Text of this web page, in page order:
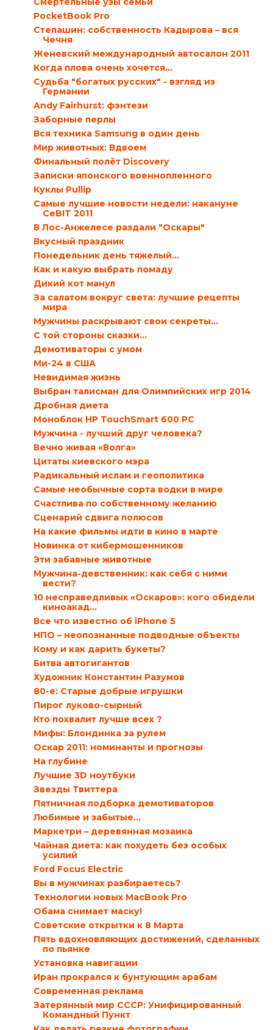
PocketBook Pro
Степашин: собственность Кадырова – вся
Чечня
Женевский международный автосалон 2011
Когда плова очень хочется…
Судьба "богатых русских" - взгляд из
Германии
Andy Fairhurst: фэнтези
Заборные перлы
Вся техника Samsung в один день
Мир животных: Вдвоем
Финальный полёт Discovery
Записки японского военнопленного
Куклы Pullip
Самые лучшие новости недели: накануне
CeBIT 2011
В Лос-Анжелесе раздали "Оскары"
Вкусный праздник
Понедельник день тяжелый…
Как и какую выбрать помаду
Дикий кот манул
За салатом вокруг света: лучшие рецепты
мира
Мужчины раскрывают свои секреты…
С той стороны сказки…
Демотиваторы с умом
Ми-24 в США
Невидимая жизнь
Выбран талисман для Олимпийских игр 2014
Дробная диета
Моноблок HP TouchSmart 600 PC
Мужчина - лучший друг человека?
Вечно живая «Волга»
Цитаты киевского мэра
Радикальный ислам и геополитика
Самые необычные сорта водки в мире
Счастлива по собственному желанию
Сценарий сдвига полюсов
На какие фильмы идти в кино в марте
Новинка от кибермошенников
Эти забавные животные
Мужчина-девственник: как себя с ними
вести?
10 несправедливых «Оскаров»: кого обидели
киноакад...
Все что известно об iPhone 5
НПО – неопознанные подводные объекты
Кому и как дарить букеты?
Битва автогигантов
Художник Константин Разумов
80-е: Старые добрые игрушки
Пирог луково-сырный
Кто похвалит лучше всех ?
Мифы: Блондинка за рулем
Оскар 2011: номинанты и прогнозы
На глубине
Лучшие 3D ноутбуки
Звезды Твиттера
Пятничная подборка демотиваторов
Любимые и забытые…
Маркетри – деревянная мозаика
Чайная диета: как похудеть без особых
усилий
Ford Focus Electric
Вы в мужчинах разбираетесь?
Технологии новых MacBook Pro
Обама снимает маску!
Советские открытки к 8 Марта
Пять вдохновляющих достижений, сделанных
по пьянке
Установка навигации
Иран прокрался к бунтующим арабам
Современная реклама
Затерянный мир СССР: Унифицированный
Командный Пункт